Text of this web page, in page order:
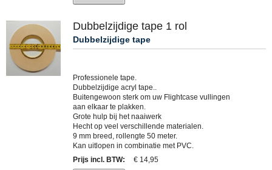
Dubbelzijdige tape 1 rol
Dubbelzijdige tape
Professionele tape.
Dubbelzijdige acryl tape..
Buitengewoon sterk om uw Flightcase vullingen
aan elkaar te plakken.
Grote hulp bij het naaiwerk
Hecht op veel verschillende materialen.
9 mm breed, rollengte 50 meter.
Kan uitlopen in combinatie met PVC.
Prijs incl. BTW:
€ 14,95